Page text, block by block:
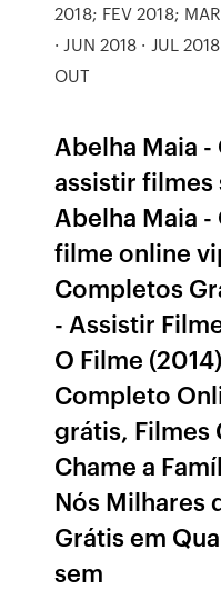
2018; FEV 2018;
· JUN 2018 · JUL
OUT
Abelha Maia -
assistir
Abelha Maia
filme online
Completos
- Assistir
O Filme
Completo
grátis, Filmes
Chame a
Nós Milhares
Grátis em
sem